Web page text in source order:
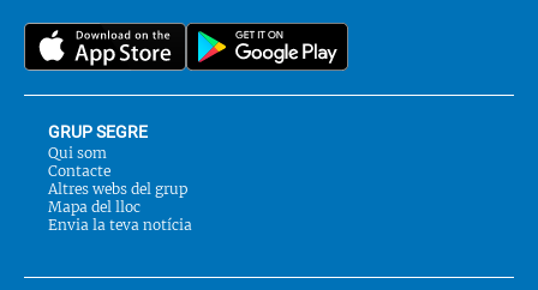
a::
GRUP SEGRE
Qui som
Contacte
Altres webs del grup
Mapa del lloc
Envia la teva notícia